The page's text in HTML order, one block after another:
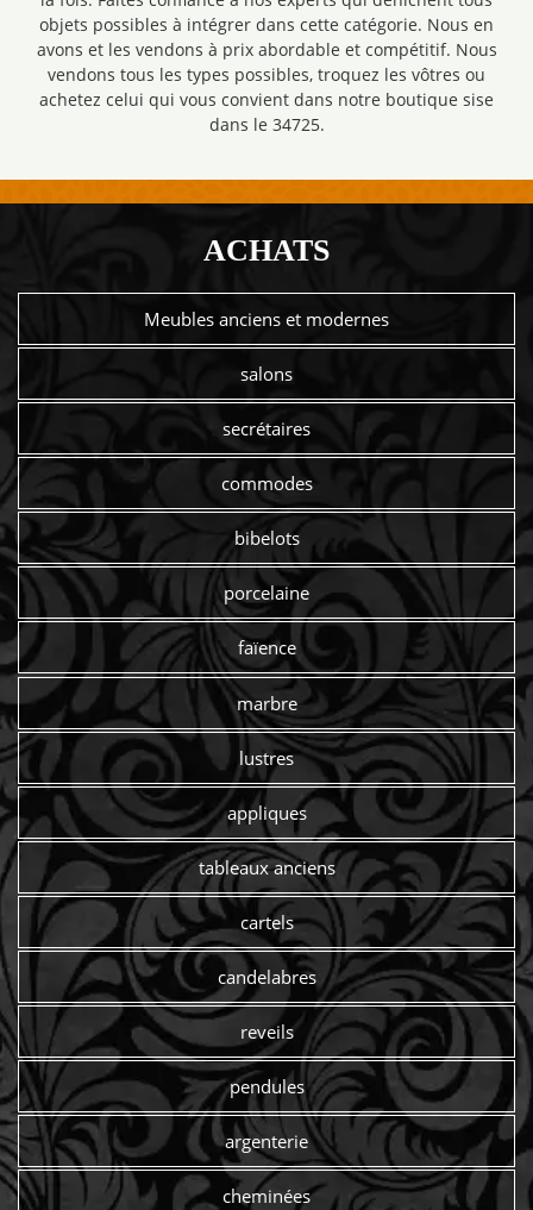
objets possibles à intégrer dans cette catégorie. Nous en
avons et les vendons à prix abordable et compétitif. Nous
vendons tous les types possibles, troquez les vôtres ou
achetez celui qui vous convient dans notre boutique sise
dans le 34725.
ACHATS
Meubles anciens et modernes
salons
secrétaires
commodes
bibelots
porcelaine
faïence
marbre
lustres
appliques
tableaux anciens
cartels
candelabres
reveils
pendules
argenterie
cheminées